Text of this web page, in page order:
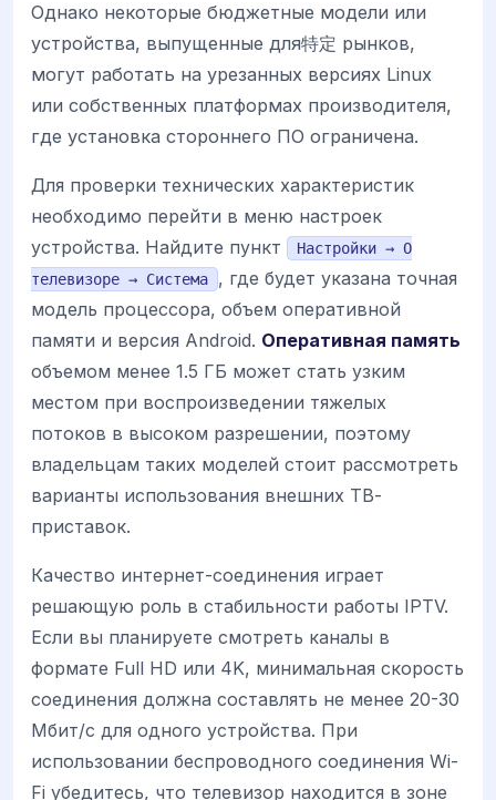
Однако некоторые бюджетные модели или
устройства, выпущенные для特定 рынков,
могут работать на урезанных версиях Linux
или собственных платформах производителя,
где установка стороннего ПО ограничена.
Для проверки технических характеристик
необходимо перейти в меню настроек
устройства. Найдите пункт
Настройки → О
телевизоре → Система
, где будет указана точная
модель процессора, объем оперативной
памяти и версия Android. Оперативная память
объемом менее 1.5 ГБ может стать узким
местом при воспроизведении тяжелых
потоков в высоком разрешении, поэтому
владельцам таких моделей стоит рассмотреть
варианты использования внешних ТВ-
приставок.
Качество интернет-соединения играет
решающую роль в стабильности работы IPTV.
Если вы планируете смотреть каналы в
формате Full HD или 4K, минимальная скорость
соединения должна составлять не менее 20-30
Мбит/с для одного устройства. При
использовании беспроводного соединения Wi-
Fi убедитесь, что телевизор находится в зоне